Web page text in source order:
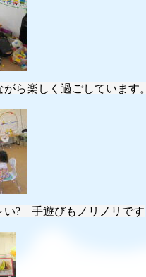
ら楽しく過ごしています。
い? 手遊びもノリノリです